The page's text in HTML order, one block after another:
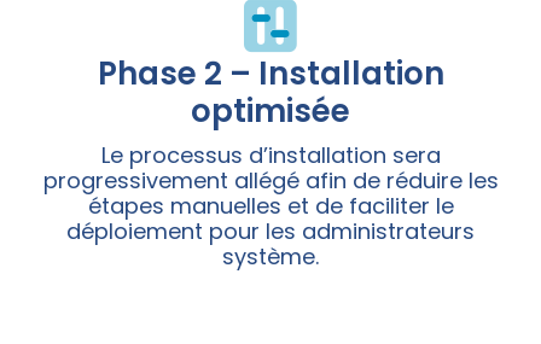
Phase 2 – Installation
optimisée
Le processus d’installation sera
progressivement allégé afin de réduire les
étapes manuelles et de faciliter le
déploiement pour les administrateurs
système.